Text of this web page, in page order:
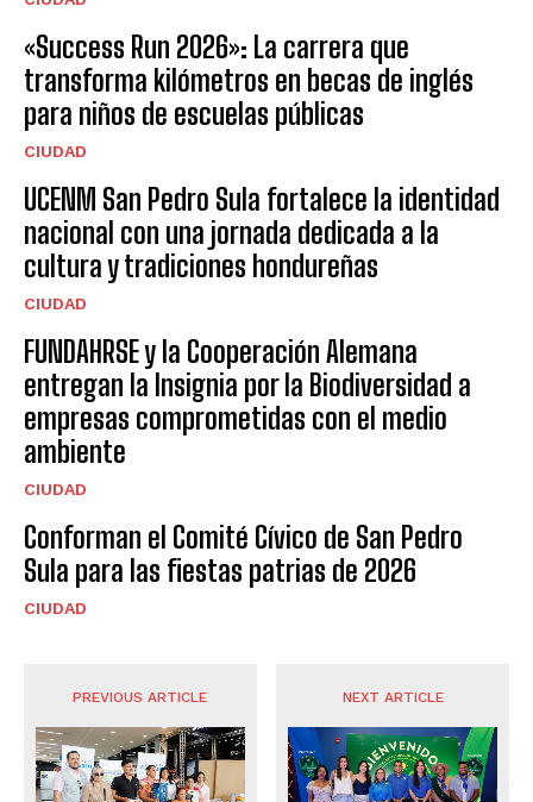
«Success Run 2026»: La carrera que
transforma kilómetros en becas de inglés
para niños de escuelas públicas
CIUDAD
UCENM San Pedro Sula fortalece la identidad
nacional con una jornada dedicada a la
cultura y tradiciones hondureñas
CIUDAD
FUNDAHRSE y la Cooperación Alemana
entregan la Insignia por la Biodiversidad a
empresas comprometidas con el medio
ambiente
CIUDAD
Conforman el Comité Cívico de San Pedro
Sula para las fiestas patrias de 2026
CIUDAD
PREVIOUS ARTICLE NEXT ARTICLE